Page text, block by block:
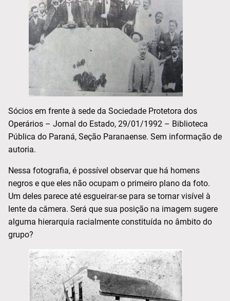
Sócios em frente à sede da Sociedade Protetora dos
Operários – Jornal do Estado, 29/01/1992 – Biblioteca
Pública do Paraná, Seção Paranaense. Sem informação de
autoria.
Nessa fotografia, é possível observar que há homens
negros e que eles não ocupam o primeiro plano da foto.
Um deles parece até esgueirar-se para se tornar visível à
lente da câmera. Será que sua posição na imagem sugere
alguma hierarquia racialmente constituída no âmbito do
grupo?